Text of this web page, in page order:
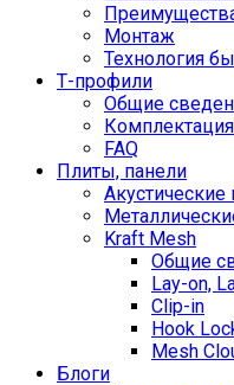
Монтаж
Технология
Т-профили
Общие
FAQ
Плиты, панели
Акустические
Kraft Mesh
Общие
Lay-on,
Clip-in
Hook
Mesh
Блоги